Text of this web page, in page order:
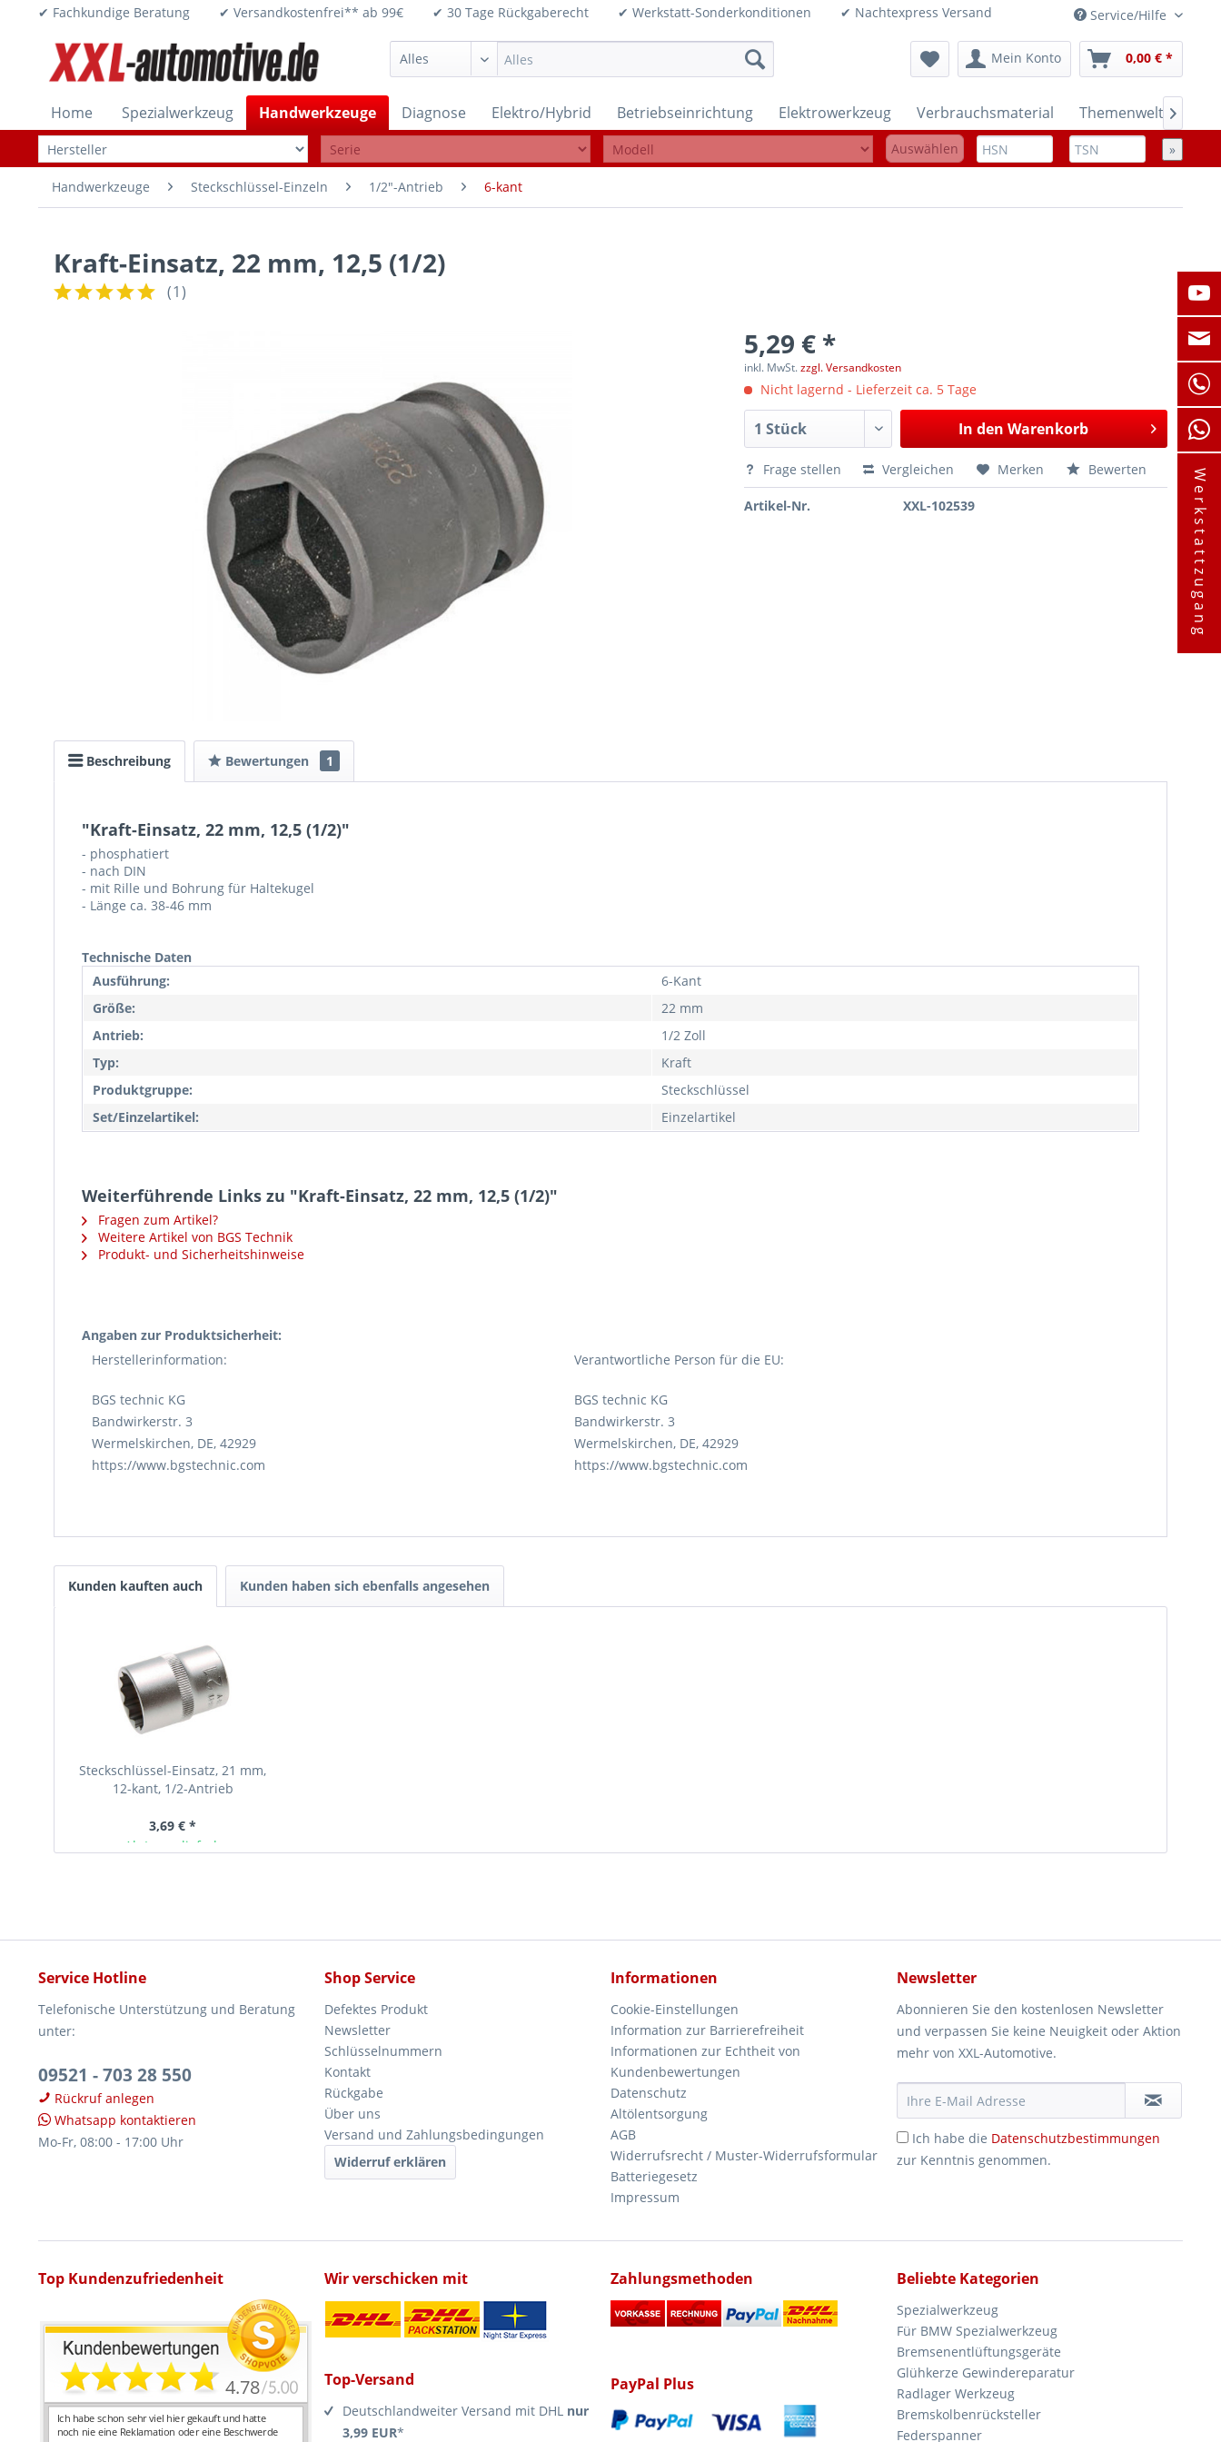
✔ Fachkundige Beratung ✔ Versandkostenfrei** ab 99€ ✔ 30 Tage Rückgaberecht ✔ Werkstatt-Sonderkonditionen ✔ Nachtexpress Versand Service/Hilfe
Mein Konto 0,00 € *
Home Spezialwerkzeug Handwerkzeuge Diagnose Elektro/Hybrid Betriebseinrichtung Elektrowerkzeug Verbrauchsmaterial Themenwelten

Auswählen »
Handwerkzeuge Steckschlüssel-Einzeln 1/2"-Antrieb 6-kant
Kraft-Einsatz, 22 mm, 12,5 (1/2)
(1)
5,29 € *
inkl. MwSt.zzgl. Versandkosten
Nicht lagernd - Lieferzeit ca. 5 Tage
In den Warenkorb
Frage stellen Vergleichen Merken Bewerten
Artikel-Nr. XXL-102539
Beschreibung Bewertungen 1
"Kraft-Einsatz, 22 mm, 12,5 (1/2)"
- phosphatiert
- nach DIN
- mit Rille und Bohrung für Haltekugel
- Länge ca. 38-46 mm
Technische Daten
Ausführung:
6-Kant
Größe:
22 mm
Antrieb:
1/2 Zoll
Typ:
Kraft
Produktgruppe:
Steckschlüssel
Set/Einzelartikel:
Einzelartikel
Weiterführende Links zu "Kraft-Einsatz, 22 mm, 12,5 (1/2)"
Fragen zum Artikel?
Weitere Artikel von BGS Technik
Produkt- und Sicherheitshinweise
Angaben zur Produktsicherheit:
Herstellerinformation:
BGS technic KG
Bandwirkerstr. 3
Wermelskirchen, DE, 42929
https://www.bgstechnic.com
Verantwortliche Person für die EU:
BGS technic KG
Bandwirkerstr. 3
Wermelskirchen, DE, 42929
https://www.bgstechnic.com
Kunden kauften auch Kunden haben sich ebenfalls angesehen
Steckschlüssel-Einsatz, 21 mm,
12-kant, 1/2-Antrieb
3,69 € *
Ab Lager lieferbar
Service Hotline
Telefonische Unterstützung und Beratung
unter:
09521 - 703 28 550
Rückruf anlegen
Whatsapp kontaktieren
Mo-Fr, 08:00 - 17:00 Uhr
Shop Service
Defektes Produkt
Newsletter
Schlüsselnummern
Kontakt
Rückgabe
Über uns
Versand und Zahlungsbedingungen
Widerruf erklären
Informationen
Cookie-Einstellungen
Information zur Barrierefreiheit
Informationen zur Echtheit von
Kundenbewertungen
Datenschutz
Altölentsorgung
AGB
Widerrufsrecht / Muster-Widerrufsformular
Batteriegesetz
Impressum
Newsletter
Abonnieren Sie den kostenlosen Newsletter
und verpassen Sie keine Neuigkeit oder Aktion
mehr von XXL-Automotive.
Ich habe die Datenschutzbestimmungen
zur Kenntnis genommen.
Top Kundenzufriedenheit Wir verschicken mit
Top-Versand
Deutschlandweiter Versand mit DHL nur
3,99 EUR*
Zahlungsmethoden
PayPal Plus
Beliebte Kategorien
Spezialwerkzeug
Für BMW Spezialwerkzeug
Bremsenentlüftungsgeräte
Glühkerze Gewindereparatur
Radlager Werkzeug
Bremskolbenrücksteller
Federspanner
Werkstattzugang